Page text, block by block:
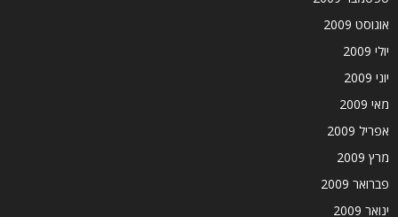
אוגוסט 2009
יולי 2009
יוני 2009
מאי 2009
אפריל 2009
מרץ 2009
פברואר 2009
ינואר 2009